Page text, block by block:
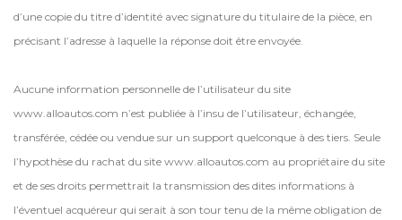
d’une copie du titre d’identité avec signature du titulaire de la pièce, en
précisant l’adresse à laquelle la réponse doit être envoyée.
Aucune information personnelle de l’utilisateur du site
www.alloautos.com n’est publiée à l’insu de l’utilisateur, échangée,
transférée, cédée ou vendue sur un support quelconque à des tiers. Seule
l’hypothèse du rachat du site www.alloautos.com au propriétaire du site
et de ses droits permettrait la transmission des dites informations à
l’éventuel acquéreur qui serait à son tour tenu de la même obligation de